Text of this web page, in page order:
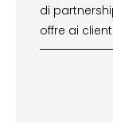
di
offre ai